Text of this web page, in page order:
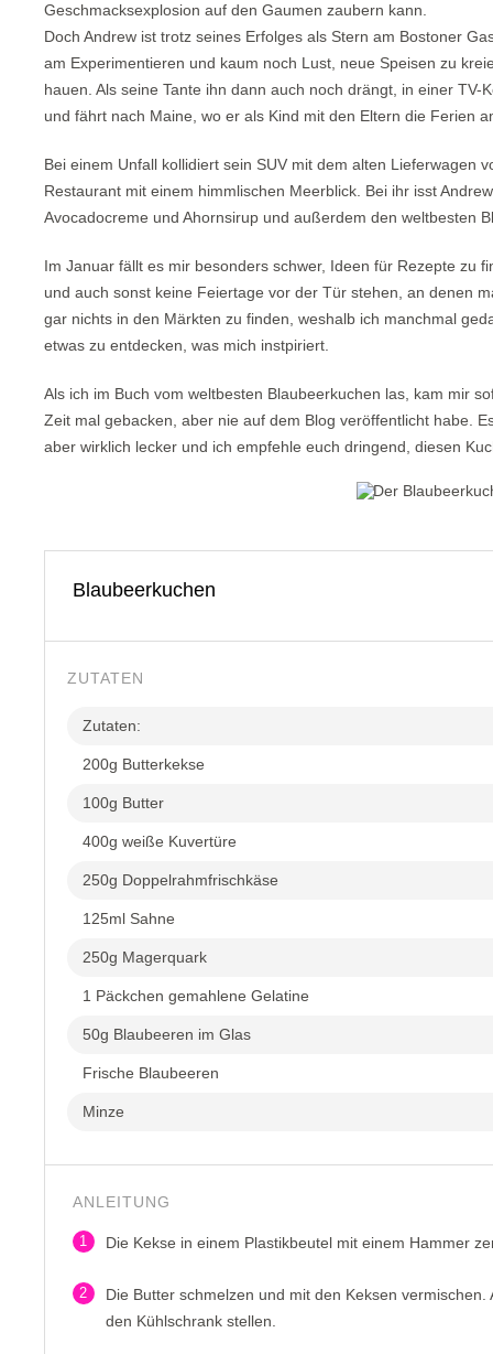
Geschmacksexplosion auf den Gaumen zaubern kann.
Doch Andrew ist trotz seines Erfolges als Stern am Bostoner
am Experimentieren und kaum noch Lust, neue Speisen zu
hauen. Als seine Tante ihn dann auch noch drängt, in einer
und fährt nach Maine, wo er als Kind mit den Eltern die Ferien
Bei einem Unfall kollidiert sein SUV mit dem alten Lieferwagen
Restaurant mit einem himmlischen Meerblick. Bei ihr isst
Avocadocreme und Ahornsirup und außerdem den weltbesten
Im Januar fällt es mir besonders schwer, Ideen für Rezepte zu
und auch sonst keine Feiertage vor der Tür stehen, an denen
gar nichts in den Märkten zu finden, weshalb ich manchmal
etwas zu entdecken, was mich instpiriert.
Als ich im Buch vom weltbesten Blaubeerkuchen las, kam mir
Zeit mal gebacken, aber nie auf dem Blog veröffentlicht habe.
aber wirklich lecker und ich empfehle euch dringend, diesen
Blaubeerkuchen
ZUTATEN
Zutaten:
200g Butterkekse
100g Butter
400g weiße Kuvertüre
250g Doppelrahmfrischkäse
125ml Sahne
250g Magerquark
1 Päckchen gemahlene Gelatine
50g Blaubeeren im Glas
Frische Blaubeeren
Minze
ANLEITUNG
1 Die Kekse in einem Plastikbeutel mit einem Hammer
2
Die Butter schmelzen und mit den Keksen
den Kühlschrank stellen.